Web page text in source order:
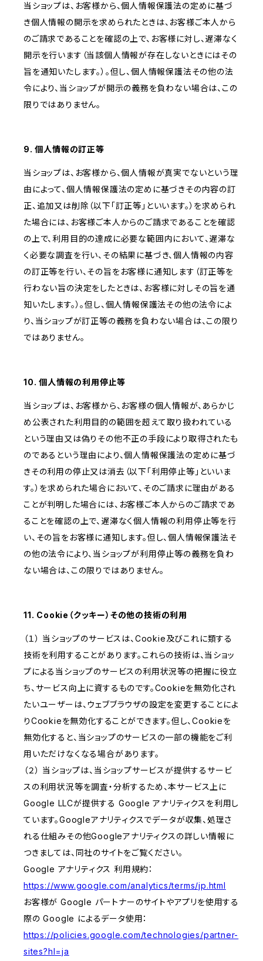
当ショップは、お客様から、個人情報保護法の定めに基づ
き個人情報の開示を求められたときは、お客様ご本人から
のご請求であることを確認の上で、お客様に対し、遅滞なく
開示を行います（当該個人情報が存在しないときにはその
旨を通知いたします。）。但し、個人情報保護法その他の法
令により、当ショップが開示の義務を負わない場合は、この
限りではありません。
9. 個人情報の訂正等
当ショップは、お客様から、個人情報が真実でないという理
由によって、個人情報保護法の定めに基づきその内容の訂
正、追加又は削除（以下「訂正等」といいます。）を求められ
た場合には、お客様ご本人からのご請求であることを確認
の上で、利用目的の達成に必要な範囲内において、遅滞な
く必要な調査を行い、その結果に基づき、個人情報の内容
の訂正等を行い、その旨をお客様に通知します（訂正等を
行わない旨の決定をしたときは、お客様に対しその旨を通
知いたします。）。但し、個人情報保護法その他の法令によ
り、当ショップが訂正等の義務を負わない場合は、この限り
ではありません。
10. 個人情報の利用停止等
当ショップは、お客様から、お客様の個人情報が、あらかじ
め公表された利用目的の範囲を超えて取り扱われている
という理由又は偽りその他不正の手段により取得されたも
のであるという理由により、個人情報保護法の定めに基づ
きその利用の停止又は消去（以下「利用停止等」といいま
す。）を求められた場合において、そのご請求に理由がある
ことが判明した場合には、お客様ご本人からのご請求であ
ることを確認の上で、遅滞なく個人情報の利用停止等を行
い、その旨をお客様に通知します。但し、個人情報保護法そ
の他の法令により、当ショップが利用停止等の義務を負わ
ない場合は、この限りではありません。
11. Cookie（クッキー）その他の技術の利用
（１） 当ショップのサービスは、Cookie及びこれに類する
技術を利用することがあります。これらの技術は、当ショッ
プによる当ショップのサービスの利用状況等の把握に役立
ち、サービス向上に資するものです。Cookieを無効化され
たいユーザーは、ウェブブラウザの設定を変更することによ
りCookieを無効化することができます。但し、Cookieを
無効化すると、当ショップのサービスの一部の機能をご利
用いただけなくなる場合があります。
（２） 当ショップは、当ショップサービスが提供するサービ
スの利用状況等を調査・分析するため、本サービス上に
Google LLCが提供する Google アナリティクスを利用し
ています。Googleアナリティクスでデータが収集、処理さ
れる仕組みその他Googleアナリティクスの詳しい情報に
つきましては、同社のサイトをご覧ください。
Google アナリティクス 利用規約：
https://www.google.com/analytics/terms/jp.html
お客様が Google パートナーのサイトやアプリを使用する
際の Google によるデータ使用：
https://policies.google.com/technologies/partner-
sites?hl=ja